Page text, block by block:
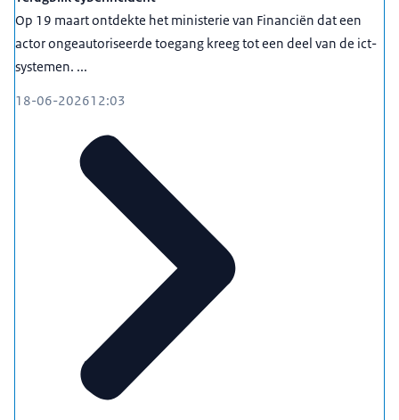
Op 19 maart ontdekte het ministerie van Financiën dat een
actor ongeautoriseerde toegang kreeg tot een deel van de ict-
systemen. ...
18-06-202612:03